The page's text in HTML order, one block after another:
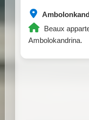
Beaux
Ambolokandrina.